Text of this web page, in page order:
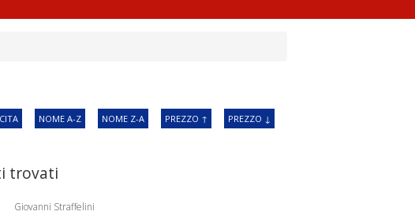
NOME A-Z NOME Z-A PREZZO ↑ PREZZO ↓
trovati
Giovanni Straffelini